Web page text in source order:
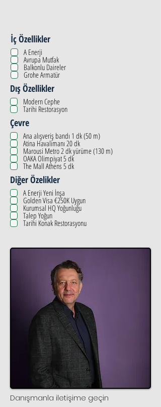
İç Özellikler
A Enerji
Avrupa Mutfak
Balkonlu Daireler
Grohe Armatür
Dış Özellikler
Modern Cephe
Tarihi Restorasyon
Çevre
Ana alışveriş bandı 1 dk (50 m)
Atina Havalimanı 20 dk
Marousi Metro 2 dk yürüme (130 m)
OAKA Olimpiyat 5 dk
The Mall Athens 5 dk
Diğer Özelikler
A Enerji Yeni İnşa
Golden Visa €250K Uygun
Kurumsal HQ Yoğunluğu
Talep Yoğun
Tarihi Konak Restorasyonu
Danışmanla iletişime geçin